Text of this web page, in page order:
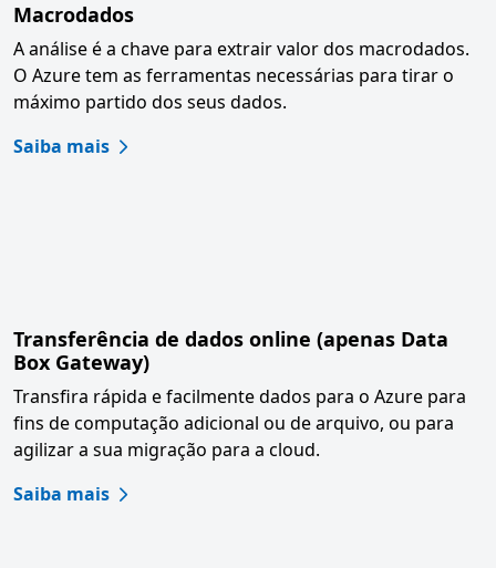
Macrodados
A análise é a chave para extrair valor dos macrodados.
O Azure tem as ferramentas necessárias para tirar o
máximo partido dos seus dados.
Saiba mais
Transferência de dados online (apenas Data
Box Gateway)
Transfira rápida e facilmente dados para o Azure para
fins de computação adicional ou de arquivo, ou para
agilizar a sua migração para a cloud.
Saiba mais